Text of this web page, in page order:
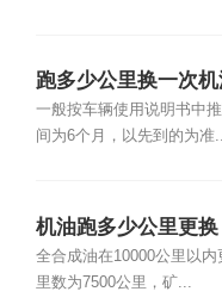
跑多少公里换一次机
一般按车辆使用说明书中
间为6个月，以先到的为准
机油跑多少公里更换
全合成油在10000公里以
里数为7500公里，矿...